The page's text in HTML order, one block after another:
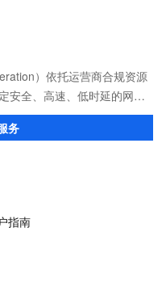
）依托运营商合规资源
安全、高速、低时延的网络
、数据安全传输、业务质量
务
指南